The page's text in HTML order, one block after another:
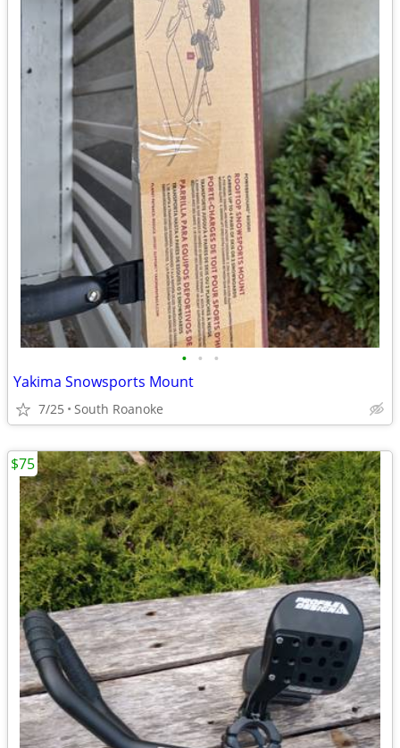
• • •
Yakima Snowsports Mount
7/25 South Roanoke
$75